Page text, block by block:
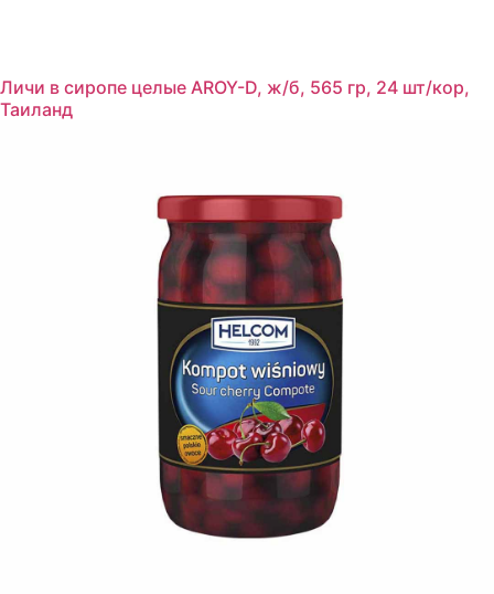
Личи в сиропе целые AROY-D, ж/б, 565 гр, 24 шт/кор,
Таиланд